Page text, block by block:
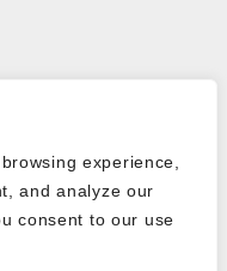
experience,
and analyze our
consent to our use